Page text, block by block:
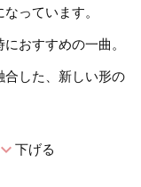
っています。
おすすめの一曲。
合した、新しい形の
expand_more下げる